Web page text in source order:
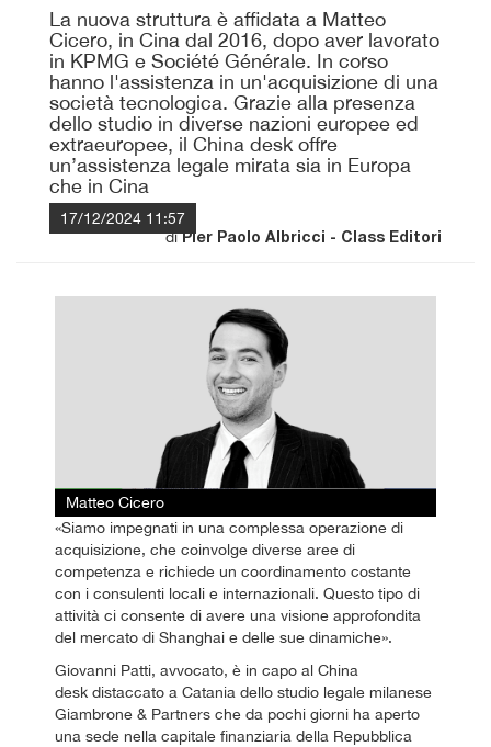
La nuova struttura è affidata a Matteo
Cicero, in Cina dal 2016, dopo aver lavorato
in KPMG e Société Générale. In corso
hanno l'assistenza in un'acquisizione di una
società tecnologica. Grazie alla presenza
dello studio in diverse nazioni europee ed
extraeuropee, il China desk offre
un’assistenza legale mirata sia in Europa
che in Cina
17/12/2024 11:57
diPier Paolo Albricci - Class Editori
Matteo Cicero
«Siamo impegnati in una complessa operazione di
acquisizione, che coinvolge diverse aree di
competenza e richiede un coordinamento costante
con i consulenti locali e internazionali. Questo tipo di
attività ci consente di avere una visione approfondita
del mercato di Shanghai e delle sue dinamiche».
Giovanni Patti, avvocato, è in capo al China
desk distaccato a Catania dello studio legale milanese
Giambrone & Partners che da pochi giorni ha aperto
una sede nella capitale finanziaria della Repubblica